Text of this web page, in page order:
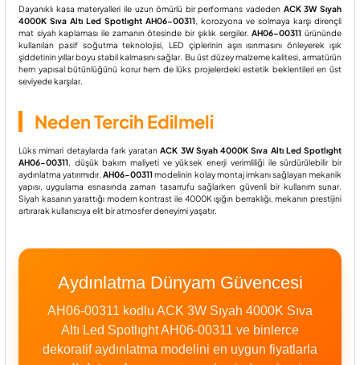
Dayanıklı kasa materyalleri ile uzun ömürlü bir performans vadeden ACK 3W Sıyah
4000K Sıva Altı Led Spotlıght AH06-00311, korozyona ve solmaya karşı dirençli
mat siyah kaplaması ile zamanın ötesinde bir şıklık sergiler.AH06-00311 ürününde
kullanılan pasif soğutma teknolojisi, LED çiplerinin aşırı ısınmasını önleyerek ışık
şiddetinin yıllar boyu stabil kalmasını sağlar. Bu üst düzey malzeme kalitesi, armatürün
hem yapısal bütünlüğünü korur hem de lüks projelerdeki estetik beklentileri en üst
seviyede karşılar.
Neden Tercih Edilmeli
Lüks mimari detaylarda fark yaratanACK 3W Sıyah 4000K Sıva Altı Led Spotlıght
AH06-00311, düşük bakım maliyeti ve yüksek enerji verimliliği ile sürdürülebilir bir
aydınlatma yatırımıdır.AH06-00311modelinin kolay montaj imkanı sağlayan mekanik
yapısı, uygulama esnasında zaman tasarrufu sağlarken güvenli bir kullanım sunar.
Siyah kasanın yarattığı modern kontrast ile 4000K ışığın berraklığı, mekanın prestijini
artırarak kullanıcıya elit bir atmosfer deneyimi yaşatır.
Aydınlatma Dünyam Güvencesi
AH06-00311 kodlu ACK 3W Sıyah 4000K Sıva
Altı Led Spotlıght AH06-00311 ve binlerce
dekoratif aydınlatma modelini en uygun fiyatlarla